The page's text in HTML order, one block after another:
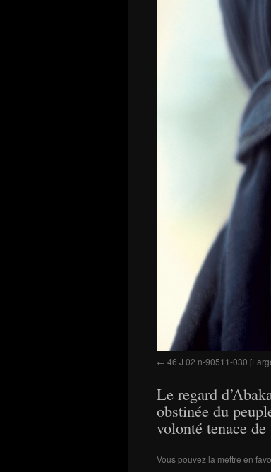
46 J 02 n-90511-030
Le regard
obstinée du
volonté tenace
Vous pouvez la mettre en